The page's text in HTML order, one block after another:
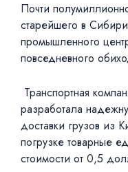
Почти
старейшего в
промышленного
повседневного
Транспортная
разработала
доставки грузов из
погрузке товарные
стоимости от 0,5